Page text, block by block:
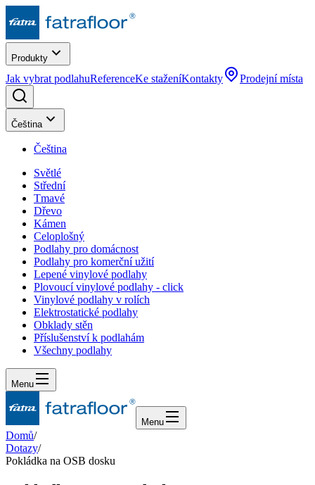
Produkty
Jak vybrat podlahuReferenceKe staženíKontakty Prodejní místa
Čeština
Čeština
Světlé
Střední
Tmavé
Dřevo
Kámen
Celoplošný
Podlahy pro domácnost
Podlahy pro komerční užití
Lepené vinylové podlahy
Plovoucí vinylové podlahy - click
Vinylové podlahy v rolích
Elektrostatické podlahy
Obklady stěn
Příslušenství k podlahám
Všechny podlahy
Menu
Menu
Domů/
Dotazy/
Pokládka na OSB dosku